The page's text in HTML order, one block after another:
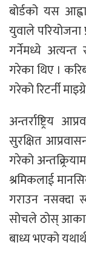
बोर्डको यस
युवाले परियोजना
गर्नेमध्ये अत्यन्त
गरेका थिए ।
गरेको रिटर्नी
अन्तर्राष्ट्रिय
सुरक्षित
गरेको
श्रमिकलाई
गराउन नसक्दा
सोचले ठोस्
बाध्य भएको